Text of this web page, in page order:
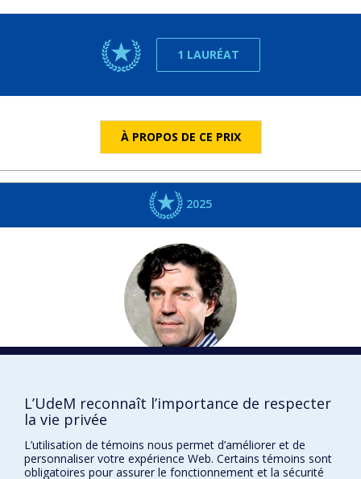
1 LAURÉAT
À PROPOS DE CE PRIX
2025
Architecture
DISTINCTIONS
L’UdeM reconnaît l’importance de respecter
la vie privée
L’utilisation de témoins nous permet d’améliorer et de
personnaliser votre expérience Web. Certains témoins sont
obligatoires pour assurer le fonctionnement et la sécurité